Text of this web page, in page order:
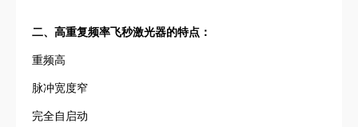
二、高重复频率飞秒激光器的特点：
重频高
脉冲宽度窄
完全自启动